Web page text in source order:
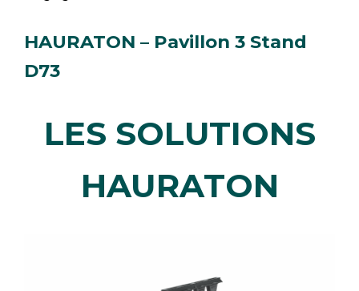
HAURATON – Pavillon 3 Stand
D73
LES SOLUTIONS
HAURATON